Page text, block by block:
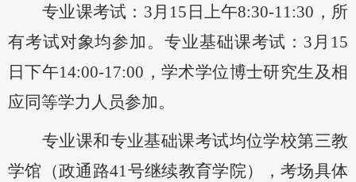
专业课考试： 3月15 日上午8:30-11:30，所
有考试对象均参加。专业基础课考试：3月15
日下午14:00-17:00，学术学位博士研究生及相
应同等学力人员参加。
专业课和专业基础课考试均位学校第三教
学馆（政通路41号继续教育学院），考场具体